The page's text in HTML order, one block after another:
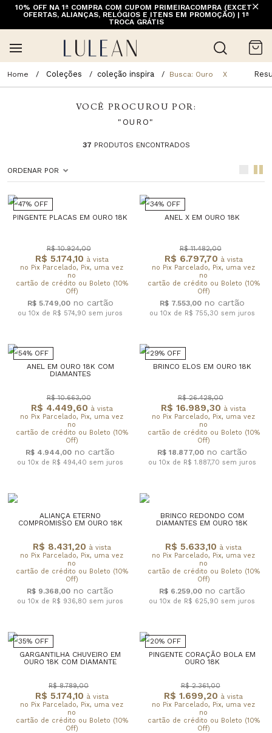
10% OFF NA 1ª COMPRA COM CUPOM PRIMEIRACOMPRA (EXCETO
OFERTAS, ALIANÇAS, RELÓGIOS E ITENS EM PROMOÇÃO) | 1ª
TROCA GRÁTIS
Coleções coleção inspira Busca: Ouro X
VOCÊ PROCUROU POR:
"OURO"
37 PRODUTOS ENCONTRADOS
ORDENAR POR
47% OFF
PINGENTE PLACAS EM OURO 18K
R$ 5.174,10 à vista
no Pix Parcelado, Pix, uma vez
no
cartão de crédito ou Boleto (10%
Off)
R$ 10.924,00
R$ 5.749,00
ou 10x de R$ 574,90 sem juros
34% OFF
ANEL X EM OURO 18K
R$ 6.797,70 à vista
no Pix Parcelado, Pix, uma vez
no
cartão de crédito ou Boleto (10%
Off)
R$ 11.482,00
R$ 7.553,00
ou 10x de R$ 755,30 sem juros
54% OFF
ANEL EM OURO 18K COM
DIAMANTES
R$ 4.449,60 à vista
no Pix Parcelado, Pix, uma vez
no
cartão de crédito ou Boleto (10%
Off)
R$ 10.663,00
R$ 4.944,00
ou 10x de R$ 494,40 sem juros
29% OFF
BRINCO ELOS EM OURO 18K
R$ 16.989,30 à vista
no Pix Parcelado, Pix, uma vez
no
cartão de crédito ou Boleto (10%
Off)
R$ 26.428,00
R$ 18.877,00
ou 10x de R$ 1.887,70 sem juros
ALIANÇA ETERNO
COMPROMISSO EM OURO 18K
R$ 8.431,20 à vista
no Pix Parcelado, Pix, uma vez
no
cartão de crédito ou Boleto (10%
Off)
R$ 9.368,00
ou 10x de R$ 936,80 sem juros
BRINCO REDONDO COM
DIAMANTES EM OURO 18K
R$ 5.633,10 à vista
no Pix Parcelado, Pix, uma vez
no
cartão de crédito ou Boleto (10%
Off)
R$ 6.259,00
ou 10x de R$ 625,90 sem juros
35% OFF
GARGANTILHA CHUVEIRO EM
OURO 18K COM DIAMANTE
R$ 5.174,10 à vista
no Pix Parcelado, Pix, uma vez
no
cartão de crédito ou Boleto (10%
Off)
R$ 8.789,00
20% OFF
PINGENTE CORAÇÃO BOLA EM
OURO 18K
R$ 1.699,20 à vista
no Pix Parcelado, Pix, uma vez
no
cartão de crédito ou Boleto (10%
Off)
R$ 2.361,00